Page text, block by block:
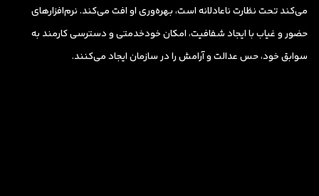
می‌کند تحت نظارت ناعادلانه است، بهره‌وری او افت می‌کند. نرم‌افزارهای
حضور و غیاب با ایجاد شفافیت، امکان خودخدمتی و دسترسی کارمند به
سوابق خود، حس عدالت و آرامش را در سازمان ایجاد می‌کنند.